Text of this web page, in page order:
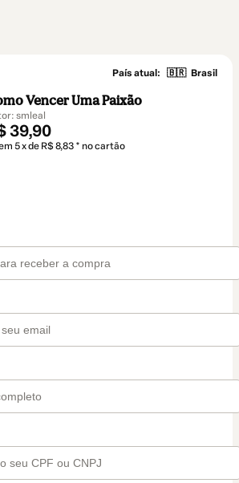
País atual: 🇧🇷 Brasil
Vencer Uma Paixão
smleal
39,90
5 x de R$ 8,83 * no cartão